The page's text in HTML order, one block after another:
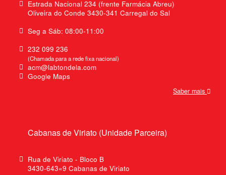
Estrada Nacional 234 (frente Farmácia Abreu)
Oliveira do Conde 3430-341 Carregal do Sal
Seg a Sáb: 08:00-11:00
232 099 236
(Chamada para a rede fixa nacional)
acm@labtondela.com
Google Maps
Saber mais
Cabanas de Viriato (Unidade Parceira)
Rua de Viriato - Bloco B
3430-643«9 Cabanas de Viriato